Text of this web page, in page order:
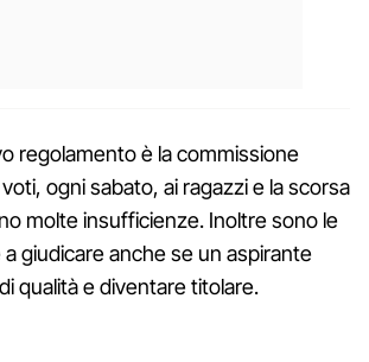
regolamento è la commissione
ogni sabato, ai ragazzi e la scorsa
molte insufficienze. Inoltre sono le
giudicare anche se un aspirante
qualità e diventare titolare.